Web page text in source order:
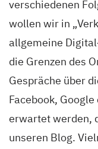
verschiedenen
wollen wir in
allgemeine
die Grenzen des
Gespräche über
Facebook,
erwartet werden,
unseren Blog.